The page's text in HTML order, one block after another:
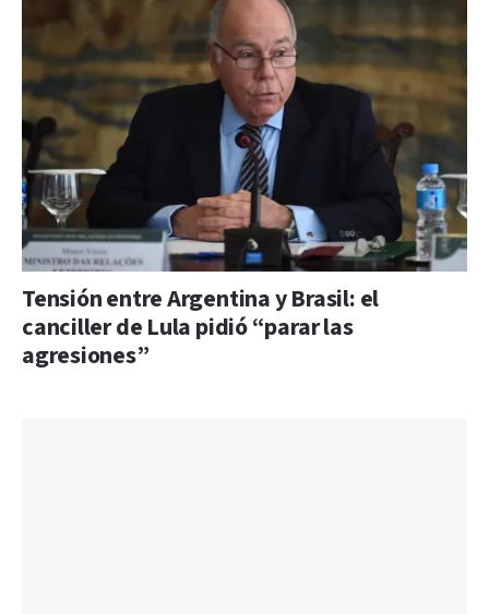
Tensión entre Argentina y Brasil: el
canciller de Lula pidió “parar las
agresiones”